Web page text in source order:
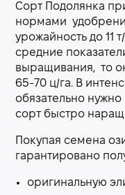
Сорт Подолянка
нормами
урожайность до 11
средние
выращивания, то
65-70 ц/га. В
обязательно нужно
сорт быстро
Покупая семена
гарантировано
оригинальную